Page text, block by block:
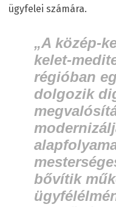
ügyfelei számára.
„A közép-
kelet-
régióban
dolgozik
bővítik